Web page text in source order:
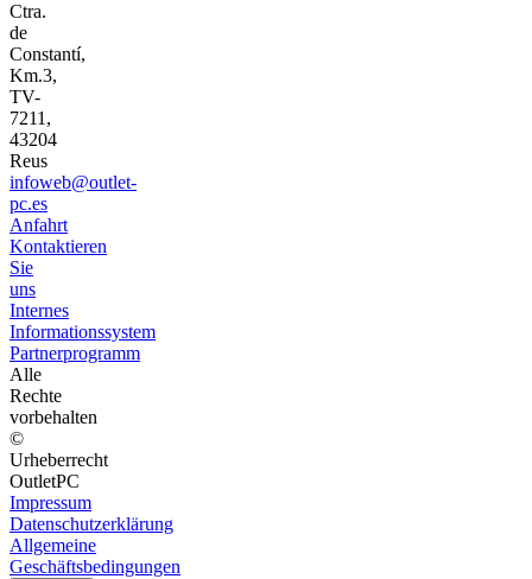
Ctra.
de
Constantí,
Km.3,
TV-
7211,
43204
Reus
infoweb@outlet-
pc.es
Anfahrt
Kontaktieren
Sie
uns
Internes
Informationssystem
Partnerprogramm
Alle
Rechte
vorbehalten
©
Urheberrecht
OutletPC
Impressum
Datenschutzerklärung
Allgemeine
Geschäftsbedingungen